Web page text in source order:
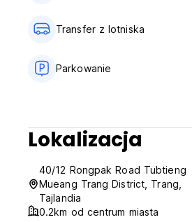
Transfer z lotniska
Parkowanie
Lokalizacja
40/12 Rongpak Road Tubtieng
Mueang Trang District, Trang,
Tajlandia
0.2km od centrum miasta